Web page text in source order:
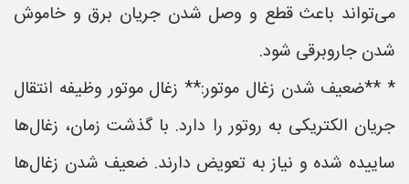
می‌تواند باعث قطع و وصل شدن جریان برق و خاموش
شدن جاروبرقی شود.
* **ضعیف شدن زغال موتور:** زغال موتور وظیفه انتقال
جریان الکتریکی به روتور را دارد. با گذشت زمان، زغال‌ها
ساییده شده و نیاز به تعویض دارند. ضعیف شدن زغال‌ها